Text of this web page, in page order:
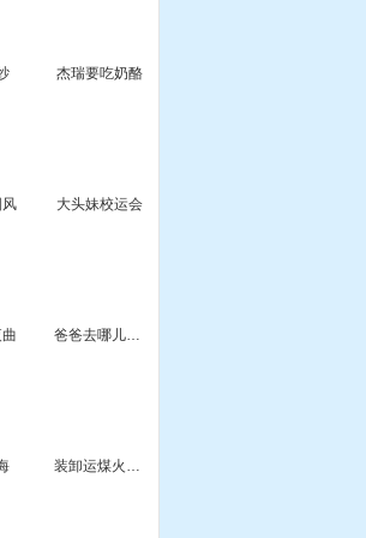
杰瑞要吃奶酪
大头妹校运会
爸爸去哪儿之原版大冒险无敌版
装卸运煤火车5